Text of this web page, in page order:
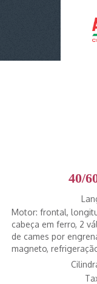
40/
Motor: frontal,
cabeça em ferro, 2
de cames por
magneto,